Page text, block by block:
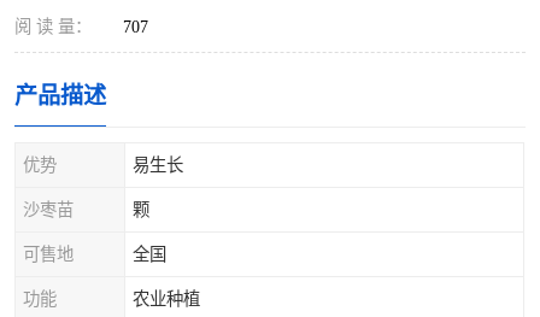
阅 读 量： 707
产品描述
优势 易生长
沙枣苗 颗
可售地 全国
功能 农业种植